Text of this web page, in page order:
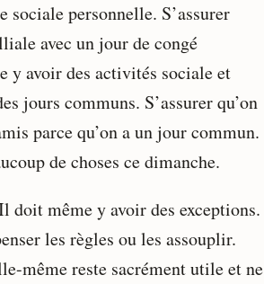
personnelle. S’assurer
avec un jour de congé
y avoir des activités sociale et
jours communs. S’assurer qu’on
parce qu’on a un jour commun.
de choses ce dimanche.
doit même y avoir des exceptions.
les règles ou les assouplir.
même reste sacrément utile et ne